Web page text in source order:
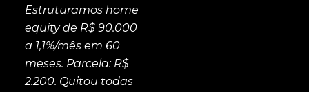
Estruturamos home
equity de R$ 90.000
a 1,1%/mês em 60
meses. Parcela: R$
2.200. Quitou todas